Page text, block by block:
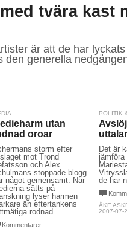
tvära kast
är att de har
den generella
utan
oroar
storm efter
mot Trond
och Alex
stoppade blogg
något gemensamt. När
sätts på
lyser harmen
än eftertankens
rodnad.
Kommentarer
POLITIK
Det är
de har
ÅKE
2007-07-